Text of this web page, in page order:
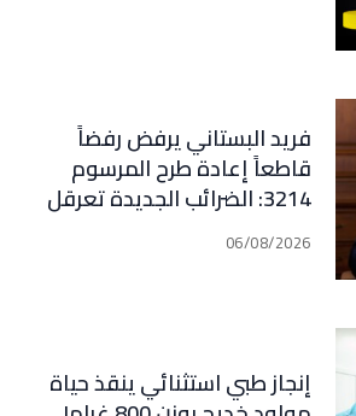
فريد البستاني يرفض رفضاً
قاطعاً إعادة طرح المرسوم
3214: الضرائب الجديدة تعرقل
التعافي الاقتصادي وتناقض
مبدأ الشراكة
06/08/2026
إنجاز طبي استثنائي ينقذ حياة